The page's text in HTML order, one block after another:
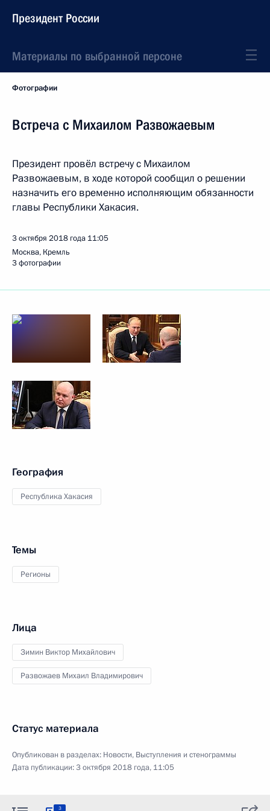
Президент России
Материалы по выбранной персоне
Фотографии
Встреча с Михаилом Развожаевым
Президент провёл встречу с Михаилом
Развожаевым, в ходе которой сообщил о решении
назначить его временно исполняющим обязанности
главы Республики Хакасия.
3 октября 2018 года 11:05
Москва, Кремль
3 фотографии
География
Республика Хакасия
Темы
Регионы
Лица
Зимин Виктор Михайлович
Развожаев Михаил Владимирович
Статус материала
Опубликован в разделах: Новости, Выступления и стенограммы
Дата публикации:3 октября 2018 года, 11:05
3